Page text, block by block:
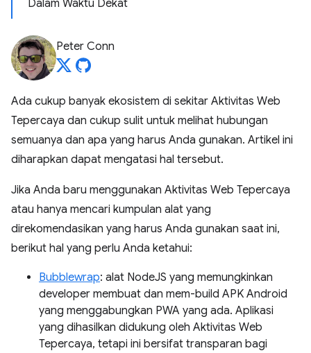
Dalam Waktu Dekat
Peter Conn
Ada cukup banyak ekosistem di sekitar Aktivitas Web
Tepercaya dan cukup sulit untuk melihat hubungan
semuanya dan apa yang harus Anda gunakan. Artikel ini
diharapkan dapat mengatasi hal tersebut.
Jika Anda baru menggunakan Aktivitas Web Tepercaya
atau hanya mencari kumpulan alat yang
direkomendasikan yang harus Anda gunakan saat ini,
berikut hal yang perlu Anda ketahui:
Bubblewrap: alat NodeJS yang memungkinkan
developer membuat dan mem-build APK Android
yang menggabungkan PWA yang ada. Aplikasi
yang dihasilkan didukung oleh Aktivitas Web
Tepercaya, tetapi ini bersifat transparan bagi